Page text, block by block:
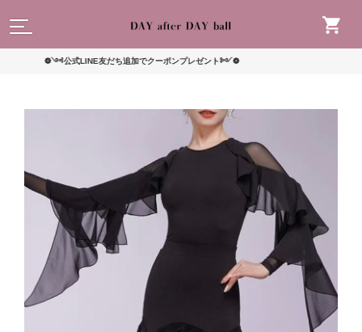
❁༺公式LINE友だち追加でクーポンプレゼント༻❁